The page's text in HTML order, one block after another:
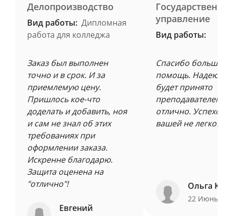
Делопроизводство
Вид работы: Дипломная
работа для колледжа
Заказ был выполнен
точно и в срок. И за
приемлемую цену.
Пришлось кое-что
доделать и добавить, ноя
и сам не знал об этих
требованиях при
оформлении заказа.
Искренне благодарю.
Защита оценена на
"отлично"!
Евгений
управление
Вид работы:
Спасибо
помощь.
будет принято
преподавателем
отлично.
вашей не легкой
Ольга
22 Июнь